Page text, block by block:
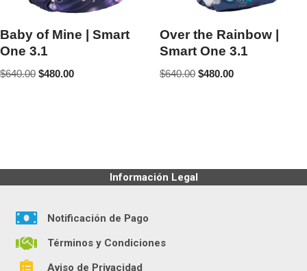
Baby of Mine | Smart
One 3.1
$640.00 $480.00
Over the Rainbow |
Smart One 3.1
$640.00 $480.00
Información Legal
Notificación de Pago
Términos y Condiciones
Aviso de Privacidad